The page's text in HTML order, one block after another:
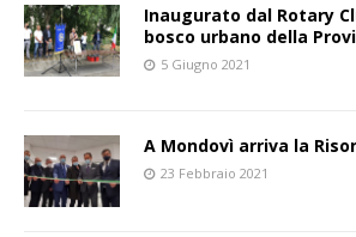
Inaugurato dal Rotary
bosco urbano della
5 Giugno 2021
A Mondovì arriva la
23 Febbraio 2021